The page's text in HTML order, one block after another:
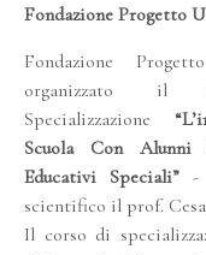
Fondazione Progetto
Fondazione
organizzato il
Specializzazione
Scuola Con Alunni
Educativi Speciali” -
scientifico il prof.
Il corso di